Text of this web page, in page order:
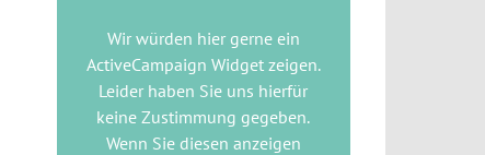
Wir würden hier gerne ein
ActiveCampaign Widgetzeigen.
Leider haben Sie uns hierfür
keine Zustimmung gegeben.
Wenn Sie diesen anzeigen